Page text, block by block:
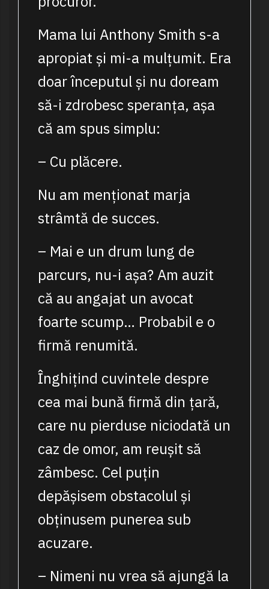
Mama lui Anthony Smith s-a
apropiat și mi-a mulțumit. Era
doar începutul și nu doream
să-i zdrobesc speranța, așa
că am spus simplu:
– Cu plăcere.
Nu am menționat marja
strâmtă de succes.
– Mai e un drum lung de
parcurs, nu-i așa? Am auzit
că au angajat un avocat
foarte scump… Probabil e o
firmă renumită.
Înghițind cuvintele despre
cea mai bună firmă din țară,
care nu pierduse niciodată un
caz de omor, am reușit să
zâmbesc. Cel puțin
depășisem obstacolul și
obținusem punerea sub
acuzare.
– Nimeni nu vrea să ajungă la